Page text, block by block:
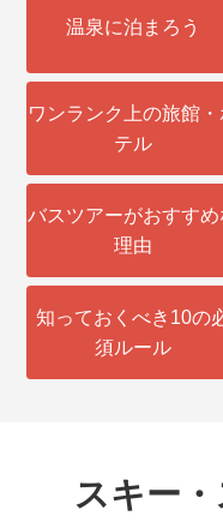
温泉に泊まろう
ワンランク上の旅館・
テル
バスツアーがおすすめ
理由
知っておくべき10の
須ルール
スキー